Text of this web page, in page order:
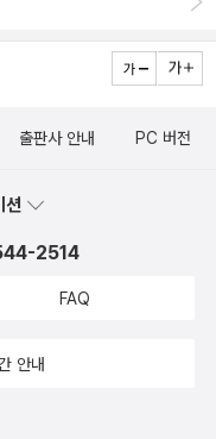
출판사 안내 PC 버전
션
2514
FAQ
안내